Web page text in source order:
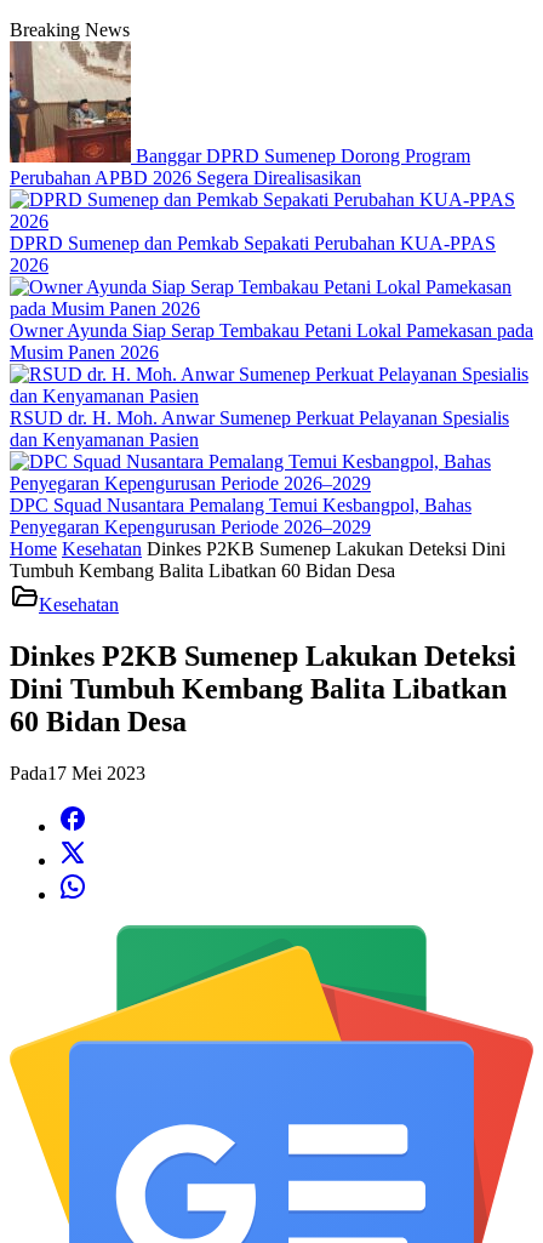
Breaking News
Banggar DPRD Sumenep Dorong Program
Perubahan APBD 2026 Segera Direalisasikan
DPRD Sumenep dan Pemkab Sepakati Perubahan KUA-PPAS
2026
Owner Ayunda Siap Serap Tembakau Petani Lokal Pamekasan pada
Musim Panen 2026
RSUD dr. H. Moh. Anwar Sumenep Perkuat Pelayanan Spesialis
dan Kenyamanan Pasien
DPC Squad Nusantara Pemalang Temui Kesbangpol, Bahas
Penyegaran Kepengurusan Periode 2026–2029
Home Kesehatan Dinkes P2KB Sumenep Lakukan Deteksi Dini
Tumbuh Kembang Balita Libatkan 60 Bidan Desa
Kesehatan
Dinkes P2KB Sumenep Lakukan Deteksi
Dini Tumbuh Kembang Balita Libatkan
60 Bidan Desa
Pada17 Mei 2023